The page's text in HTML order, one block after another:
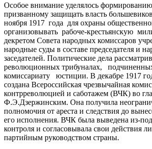
Особое внимание уделялось формированию
призванному защищать власть
ноября 1917 года для охраны
организовывать рабоче-крестьянскую
декретом Совета народных комиссаров
народные суды в составе председателя и
заседателей. Политические дела
революционных трибуналах,
комиссариату юстиции. В декабре 1917
создана Всероссийская чрезвычайная
контрреволюцией и саботажем (ВЧК) во
Ф.Э.Дзержинским. Она получила
полномочия от ареста и следствия до
его исполнения. ВЧК была выведена из-под
контроля и согласовывала свои действия
партийным руководством страны.